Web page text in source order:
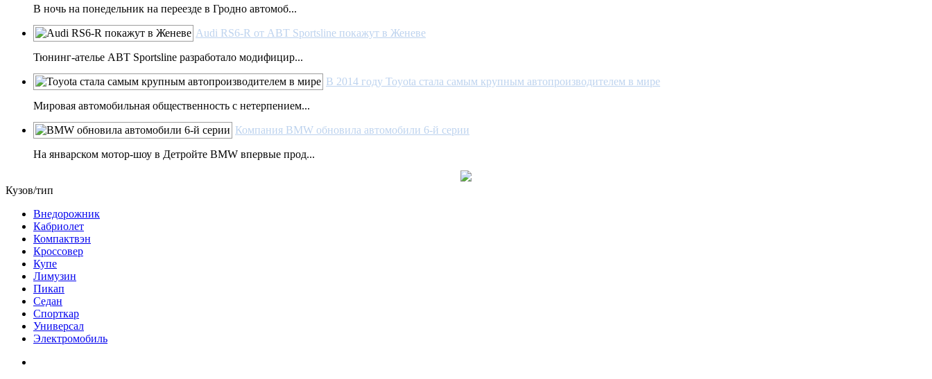
В ночь на понедельник на переезде в Гродно автомоб...
Audi RS6-R от ABT Sportsline покажут в Женеве
Тюнинг-ателье ABT Sportsline разработало модифицир...
В 2014 году Toyota стала самым крупным автопроизводителем в мире
Мировая автомобильная общественность с нетерпением...
Компания BMW обновила автомобили 6-й серии
На январском мотор-шоу в Детройте BMW впервые прод...
Кузов/тип
Внедорожник
Кабриолет
Компактвэн
Кроссовер
Купе
Лимузин
Пикап
Седан
Спорткар
Универсал
Электромобиль